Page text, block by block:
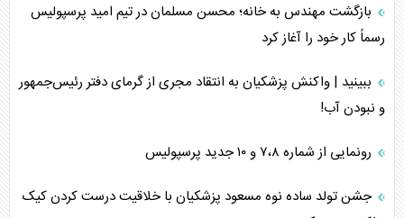
بازگشت مهندس به خانه؛ محسن مسلمان در تیم امید پرسپولیس
رسماً کار خود را آغاز کرد
ببینید | واکنش پزشکیان به انتقاد مجری از گرمای دفتر رئیس‌جمهور
و نبودن آب!
رونمایی از شماره ۷،۸ و ۱۰ جدید پرسپولیس
جشن تولد ساده نوه مسعود پزشکیان با خلاقیت درست کردن کیک